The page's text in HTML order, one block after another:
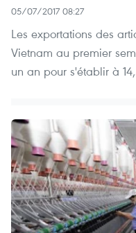
05/07/2017 08:27
Les exportations des
Vietnam au premier
un an pour s'établir à